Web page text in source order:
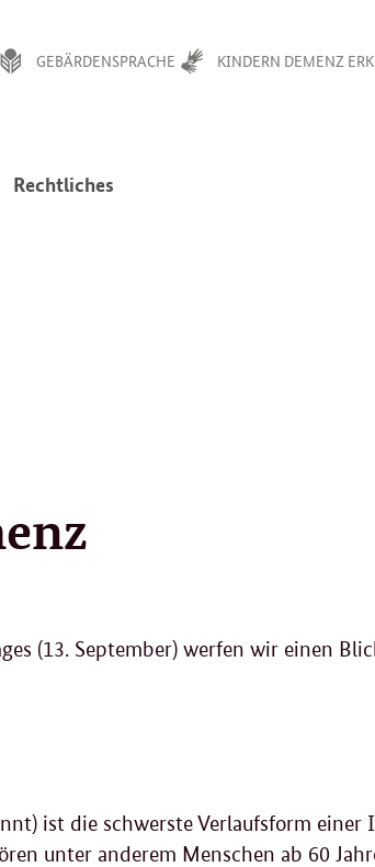
GEBÄRDENSPRACHE KINDERN DEMENZ
Rechtliches
(13. September) werfen wir einen
ist die schwerste Verlaufsform
unter anderem Menschen ab 60